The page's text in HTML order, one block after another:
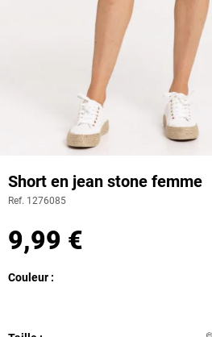
Short en jean stone femme
Ref. 1276085
9,99 €
Couleur